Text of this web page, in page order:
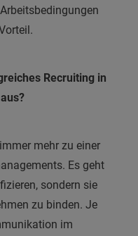
Recruiting in
mehr zu einer
Es geht
sondern sie
zu binden. Je
im